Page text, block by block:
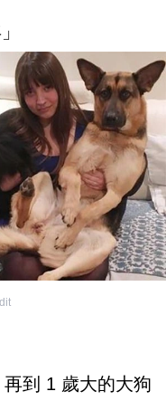
再到 1 歲大的大狗